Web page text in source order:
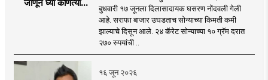
जाणून घ्या कोणत्या
बुधवारी १७ जूनला दिलासादायक घसरण नोंदवली गेली
आहे. सराफा बाजार उघडताच सोन्याच्या किमती कमी
झाल्याचे दिसून आले. २४ कॅरेट सोन्याच्या १० ग्रॅम दरात
२७० रुपयांची ..
१६ जून २०२६